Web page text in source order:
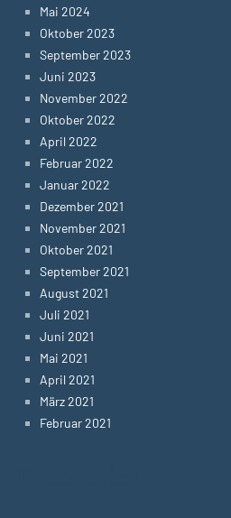
Mai 2024
Oktober 2023
September 2023
Juni 2023
November 2022
Oktober 2022
April 2022
Februar 2022
Januar 2022
Dezember 2021
November 2021
Oktober 2021
September 2021
August 2021
Juli 2021
Juni 2021
Mai 2021
April 2021
März 2021
Februar 2021